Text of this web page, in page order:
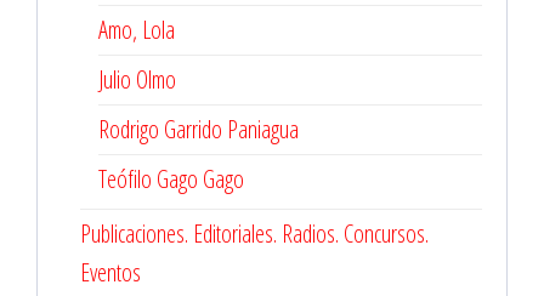
Amo, Lola
Julio Olmo
Rodrigo Garrido Paniagua
Teófilo Gago Gago
Publicaciones. Editoriales. Radios. Concursos.
Eventos